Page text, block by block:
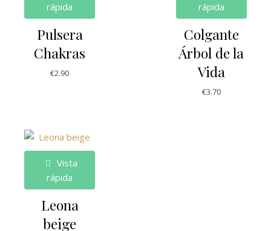
rápida
Pulsera
Chakras
€2.90
rápida
Colgante
Árbol de la
Vida
€3.70
Vista
rápida
Leona
beige